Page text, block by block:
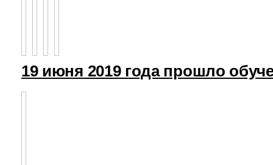
19 июня 2019 года прошло